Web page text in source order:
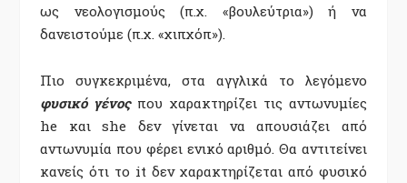
ως νεολογισμούς (π.χ. «βουλεύτρια») ή να
δανειστούμε (π.χ. «χιπχόπ»).
Πιο συγκεκριμένα, στα αγγλικά το λεγόμενο
φυσικό γένοςπου χαρακτηρίζει τις αντωνυμίες
he και she δεν γίνεται να απουσιάζει από
αντωνυμία που φέρει ενικό αριθμό. Θα αντιτείνει
κανείς ότι το it δεν χαρακτηρίζεται από φυσικό